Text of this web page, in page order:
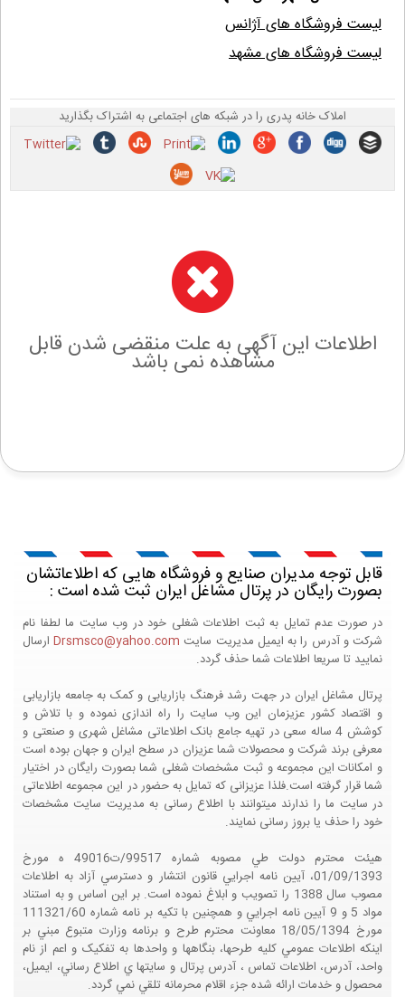
لیست فروشگاه های آژانس
لیست فروشگاه های مشهد
املاک خانه پدری را در شبکه های اجتماعی به اشتراک بگذارید
اطلاعات این آگهی به علت منقضی شدن قابل
مشاهده نمی باشد
قابل توجه مدیران صنایع و فروشگاه هایی که اطلاعاتشان
بصورت رایگان در پرتال مشاغل ایران ثبت شده است :
در صورت عدم تمایل به ثبت اطلاعات شغلی خود در وب سایت ما لطفا نام
شرکت و آدرس را به ایمیل مدیریت سایت Drsmsco@yahoo.comارسال
نمایید تا سریعا اطلاعات شما حذف گردد.
پرتال مشاغل ایران در جهت رشد فرهنگ بازاریابی و کمک به جامعه بازاریابی
و اقتصاد کشور عزیزمان این وب سایت را راه اندازی نموده و با تلاش و
کوشش 4 ساله سعی در تهیه جامع بانک اطلاعاتی مشاغل شهری و صنعتی و
معرفی برند شرکت و محصولات شما عزیزان در سطح ایران و جهان بوده است
و امکانات این مجموعه و ثبت مشخصات شغلی شما بصورت رایگان در اختیار
شما قرار گرفته است.فلذا عزیزانی که تمایل به حضور در این مجموعه اطلاعاتی
در سایت ما را ندارند میتوانند با اطلاع رسانی به مدیریت سایت مشخصات
خود را حذف یا بروز رسانی نمایند.
هيئت محترم دولت طي مصوبه شماره 99517/ت49016 ه مورخ
01/09/1393، آيين نامه اجرايي قانون انتشار و دسترسي آزاد به اطلاعات
مصوب سال 1388 را تصويب و ابلاغ نموده است. بر اين اساس و به استناد
مواد 5 و 9 آيين نامه اجرايي و همچنين با تکيه بر نامه شماره 111321/60
مورخ 18/05/1394 معاونت محترم طرح و برنامه وزارت متبوع مبني بر
اينکه اطلاعات عمومي کليه طرحها، بنگاهها و واحدها به تفکيک و اعم از نام
واحد، آدرس، اطلاعات تماس ، آدرس پرتال و سايتها ي اطلاع رساني، ايميل،
محصول و خدمات ارائه شده جزء اقلام محرمانه تلقي نمي گردد.